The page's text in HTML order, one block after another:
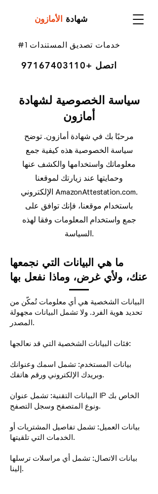
شهادة الأمازون
#1 خدمات تصديق المستندات
اتصل +97167403110
سياسة الخصوصية لشهادة
أمازون
مرحبًا بك في شهادة أمازون. توضح
سياسة الخصوصية هذه كيفية جمع
معلوماتك واستخدامها والكشف عنها
وحمايتها عند زيارتك لموقعنا
الإلكتروني AmazonAttestation.com.
باستخدام موقعنا، فإنك توافق على
جمع واستخدام المعلومات وفقا لهذه
السياسة.
ما هي البيانات التي نجمعها
عنك، ولأي غرض، وماذا نفعل بها
البيانات الشخصية هي أي معلومات تُمكّن من
تحديد هوية الفرد. ولا تشمل البيانات مجهولة
المصدر.
فئات البيانات الشخصية التي قد نعالجها:
بيانات المستخدم: تشمل اسمك وعنوانك
وبريدك الإلكتروني ورقم هاتفك.
البيانات التقنية: تشمل عنوان IP الخاص بك
ونوع المتصفح وسجل التصفح.
بيانات العميل: تشمل تفاصيل المشتريات أو
الخدمات التي تلقيتها.
بيانات الاتصال: تشمل أي مراسلات ترسلها
إلينا.